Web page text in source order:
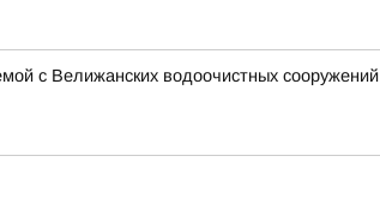
с Велижанских водоочистных сооружений